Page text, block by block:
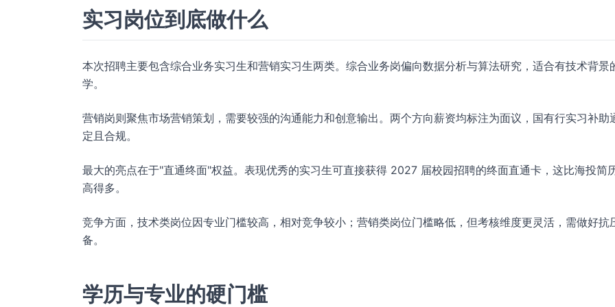
实习岗位到底做什么
本次招聘主要包含综合业务实习生和营销实习生两类。综合业务岗偏向数据分析与算法研究，适合有技术背景
学。
营销岗则聚焦市场营销策划，需要较强的沟通能力和创意输出。两个方向薪资均标注为面议，国有行实习补助
定且合规。
最大的亮点在于"直通终面"权益。表现优秀的实习生可直接获得 2027 届校园招聘的终面直通卡，这比海投简
高得多。
竞争方面，技术类岗位因专业门槛较高，相对竞争较小；营销类岗位门槛略低，但考核维度更灵活，需做好抗
备。
学历与专业的硬门槛